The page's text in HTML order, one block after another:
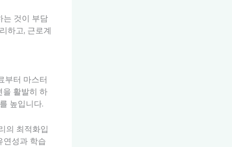
는 것이 부담
하고, 근로계
부터 마스터
을 활발히 하
높입니다.
의 최적화입
연성과 학습